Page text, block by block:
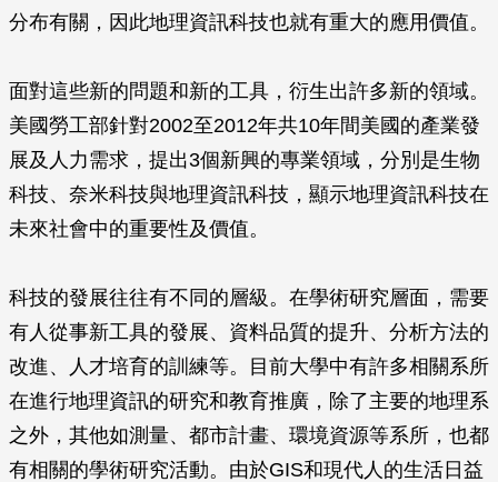
分布有關，因此地理資訊科技也就有重大的應用價值。
面對這些新的問題和新的工具，衍生出許多新的領域。
美國勞工部針對2002至2012年共10年間美國的產業發
展及人力需求，提出3個新興的專業領域，分別是生物
科技、奈米科技與地理資訊科技，顯示地理資訊科技在
未來社會中的重要性及價值。
科技的發展往往有不同的層級。在學術研究層面，需要
有人從事新工具的發展、資料品質的提升、分析方法的
改進、人才培育的訓練等。目前大學中有許多相關系所
在進行地理資訊的研究和教育推廣，除了主要的地理系
之外，其他如測量、都市計畫、環境資源等系所，也都
有相關的學術研究活動。由於GIS和現代人的生活日益